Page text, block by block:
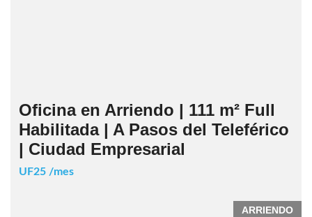
Oficina en Arriendo | 111 m² Full
Habilitada | A Pasos del Teleférico
| Ciudad Empresarial
UF25 /mes
ARRIENDO